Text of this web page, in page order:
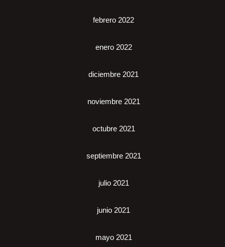
febrero 2022
enero 2022
diciembre 2021
noviembre 2021
octubre 2021
septiembre 2021
julio 2021
junio 2021
mayo 2021